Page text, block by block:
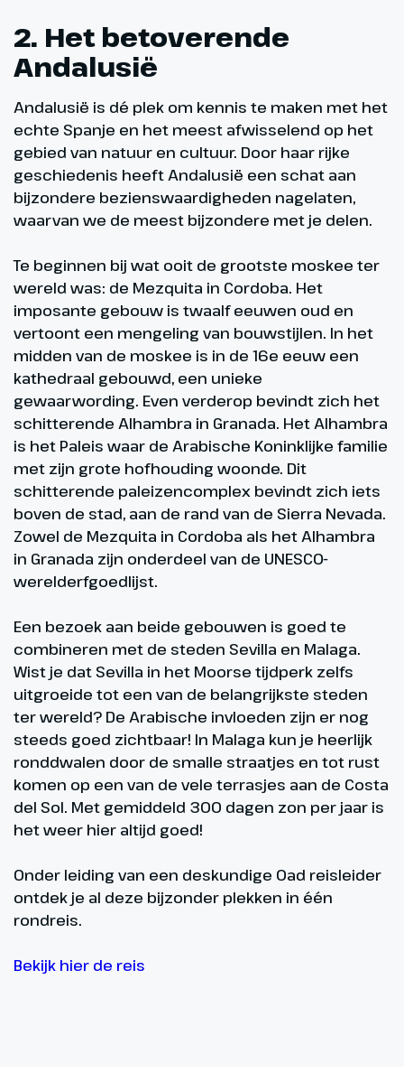
2. Het betoverende
Andalusië
Andalusië is dé plek om kennis te maken met het
echte Spanje en het meest afwisselend op het
gebied van natuur en cultuur. Door haar rijke
geschiedenis heeft Andalusië een schat aan
bijzondere bezienswaardigheden nagelaten,
waarvan we de meest bijzondere met je delen.
Te beginnen bij wat ooit de grootste moskee ter
wereld was: de Mezquita in Cordoba. Het
imposante gebouw is twaalf eeuwen oud en
vertoont een mengeling van bouwstijlen. In het
midden van de moskee is in de 16e eeuw een
kathedraal gebouwd, een unieke
gewaarwording. Even verderop bevindt zich het
schitterende Alhambra in Granada. Het Alhambra
is het Paleis waar de Arabische Koninklijke familie
met zijn grote hofhouding woonde. Dit
schitterende paleizencomplex bevindt zich iets
boven de stad, aan de rand van de Sierra Nevada.
Zowel de Mezquita in Cordoba als het Alhambra
in Granada zijn onderdeel van de UNESCO-
werelderfgoedlijst.
Een bezoek aan beide gebouwen is goed te
combineren met de steden Sevilla en Malaga.
Wist je dat Sevilla in het Moorse tijdperk zelfs
uitgroeide tot een van de belangrijkste steden
ter wereld? De Arabische invloeden zijn er nog
steeds goed zichtbaar! In Malaga kun je heerlijk
ronddwalen door de smalle straatjes en tot rust
komen op een van de vele terrasjes aan de Costa
del Sol. Met gemiddeld 300 dagen zon per jaar is
het weer hier altijd goed!
Onder leiding van een deskundige Oad reisleider
ontdek je al deze bijzonder plekken in één
rondreis.
Bekijk hier de reis